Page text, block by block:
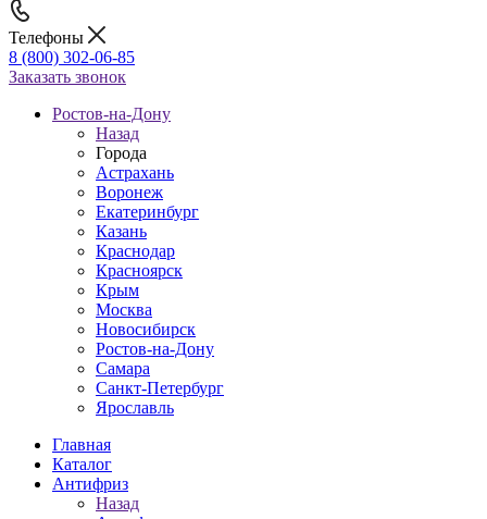
Телефоны
8 (800) 302-06-85
Заказать звонок
Ростов-на-Дону
Назад
Города
Астрахань
Воронеж
Екатеринбург
Казань
Краснодар
Красноярск
Крым
Москва
Новосибирск
Ростов-на-Дону
Самара
Санкт-Петербург
Ярославль
Главная
Каталог
Антифриз
Назад